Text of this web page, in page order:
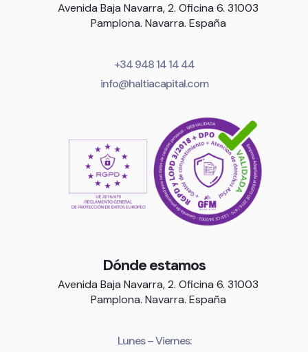
Avenida Baja Navarra, 2. Oficina 6. 31003
Pamplona. Navarra. España
+34 948 14 14 44
info@haltiacapital.com
Dónde estamos
Avenida Baja Navarra, 2. Oficina 6. 31003
Pamplona. Navarra. España
Lunes – Viernes: